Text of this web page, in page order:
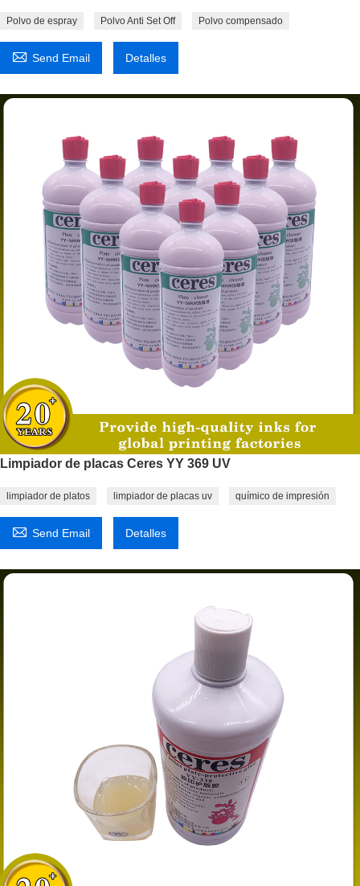
Polvo de espray Polvo Anti Set Off Polvo compensado
 Send Email Detalles
Limpiador de placas Ceres YY 369 UV
limpiador de platos limpiador de placas uv químico de impresión
 Send Email Detalles